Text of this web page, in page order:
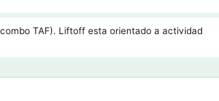
TAF). Liftoff esta orientado a actividad